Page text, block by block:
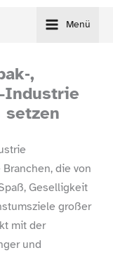
Menü
​Industrie
setzen
die von
Geselligkeit
großer
mit der
und